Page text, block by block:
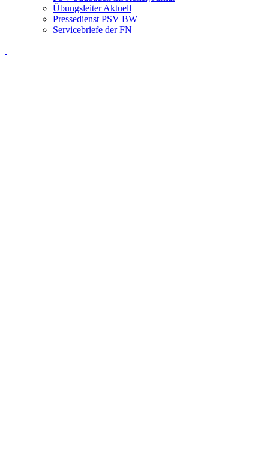
Übungsleiter Aktuell
Pressedienst PSV BW
Servicebriefe der FN